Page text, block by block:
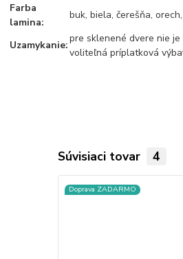
Farba
lamina:
buk, biela, čerešňa,
Uzamykanie:
pre sklenené dvere nie
voliteľná príplatková
Súvisiaci tovar 4
Doprava ZADARMO